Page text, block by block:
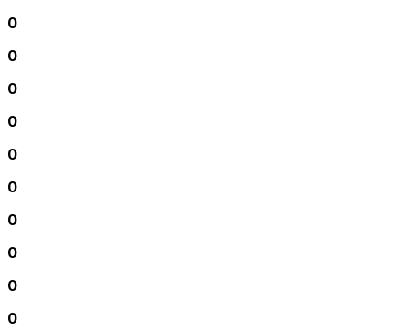
0
0
0
0
0
0
0
0
0
0